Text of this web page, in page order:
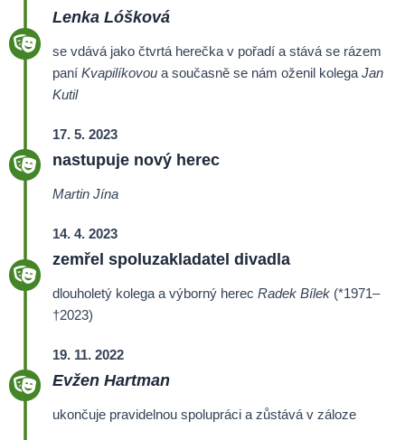
Lenka Lóšková
se vdává jako čtvrtá herečka v pořadí a stává se rázem
paní Kvapilíkovou a současně se nám oženil kolega Jan
Kutil
17. 5. 2023
nastupuje nový herec
Martin Jína
14. 4. 2023
zemřel spoluzakladatel divadla
dlouholetý kolega a výborný herec Radek Bílek (*1971–
†2023)
19. 11. 2022
Evžen Hartman
ukončuje pravidelnou spolupráci a zůstává v záloze